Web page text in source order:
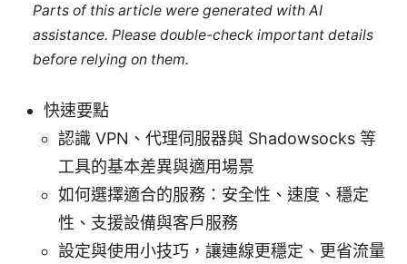
Parts of this article were generated with AI
assistance. Please double-check important details
before relying on them.
快速要點
認識 VPN、代理伺服器與 Shadowsocks 等
工具的基本差異與適用場景
如何選擇適合的服務：安全性、速度、穩定
性、支援設備與客戶服務
設定與使用小技巧，讓連線更穩定、更省流量